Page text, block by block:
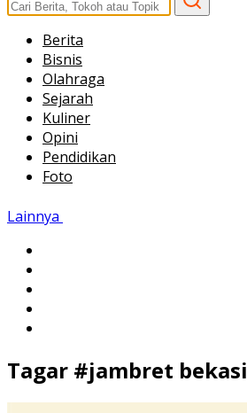
Berita
Bisnis
Olahraga
Sejarah
Kuliner
Opini
Pendidikan
Foto
Lainnya
Tagar #jambret bekasi